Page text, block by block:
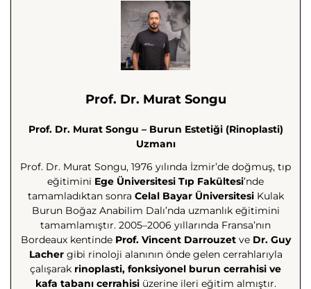
Prof. Dr. Murat Songu
Prof. Dr. Murat Songu – Burun Estetiği (Rinoplasti)
Uzmanı
Prof. Dr. Murat Songu, 1976 yılında İzmir’de doğmuş, tıp
eğitimini Ege Üniversitesi Tıp Fakültesi’nde
tamamladıktan sonra Celal Bayar ÜniversitesiKulak
Burun Boğaz Anabilim Dalı’nda uzmanlık eğitimini
tamamlamıştır. 2005–2006 yıllarında Fransa’nın
Bordeaux kentinde Prof. Vincent Darrouzetve Dr. Guy
Lachergibi rinoloji alanının önde gelen cerrahlarıyla
çalışarak rinoplasti, fonksiyonel burun cerrahisi ve
kafa tabanı cerrahisiüzerine ileri eğitim almıştır.